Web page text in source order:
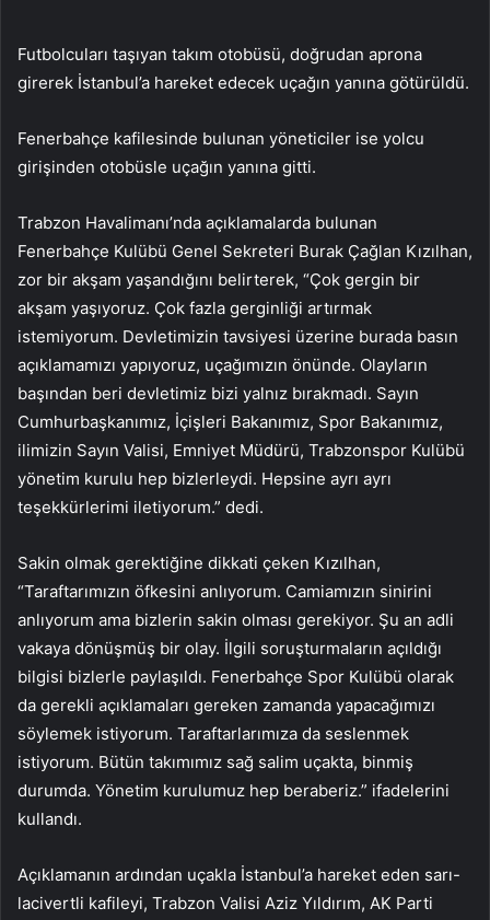
Futbolcuları taşıyan takım otobüsü, doğrudan aprona
girerek İstanbul’a hareket edecek uçağın yanına götürüldü.
Fenerbahçe kafilesinde bulunan yöneticiler ise yolcu
girişinden otobüsle uçağın yanına gitti.
Trabzon Havalimanı’nda açıklamalarda bulunan
Fenerbahçe Kulübü Genel Sekreteri Burak Çağlan Kızılhan,
zor bir akşam yaşandığını belirterek, “Çok gergin bir
akşam yaşıyoruz. Çok fazla gerginliği artırmak
istemiyorum. Devletimizin tavsiyesi üzerine burada basın
açıklamamızı yapıyoruz, uçağımızın önünde. Olayların
başından beri devletimiz bizi yalnız bırakmadı. Sayın
Cumhurbaşkanımız, İçişleri Bakanımız, Spor Bakanımız,
ilimizin Sayın Valisi, Emniyet Müdürü, Trabzonspor Kulübü
yönetim kurulu hep bizlerleydi. Hepsine ayrı ayrı
teşekkürlerimi iletiyorum.” dedi.
Sakin olmak gerektiğine dikkati çeken Kızılhan,
“Taraftarımızın öfkesini anlıyorum. Camiamızın sinirini
anlıyorum ama bizlerin sakin olması gerekiyor. Şu an adli
vakaya dönüşmüş bir olay. İlgili soruşturmaların açıldığı
bilgisi bizlerle paylaşıldı. Fenerbahçe Spor Kulübü olarak
da gerekli açıklamaları gereken zamanda yapacağımızı
söylemek istiyorum. Taraftarlarımıza da seslenmek
istiyorum. Bütün takımımız sağ salim uçakta, binmiş
durumda. Yönetim kurulumuz hep beraberiz.” ifadelerini
kullandı.
Açıklamanın ardından uçakla İstanbul’a hareket eden sarı-
lacivertli kafileyi, Trabzon Valisi Aziz Yıldırım, AK Parti